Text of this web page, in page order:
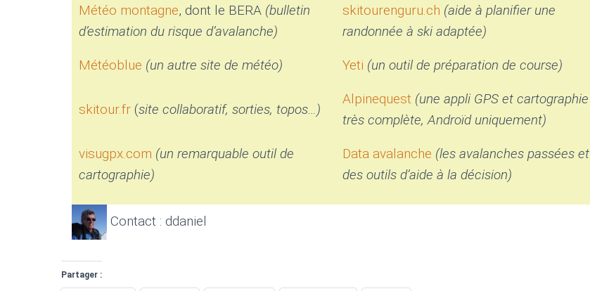
Météo montagne, dont le BERA (bulletin
d’estimation du risque d’avalanche)
skitourenguru.ch (aide à planifier une
randonnée à ski adaptée)
Météoblue (un autre site de météo) Yeti (un outil de préparation de course)
skitour.fr(site collaboratif, sorties, topos…)
Alpinequest (une appli GPS et cartographie
très complète, Androïd uniquement)
visugpx.com (un remarquable outil de
cartographie)
Data avalanche (les avalanches passées et
des outils d’aide à la décision)
Contact : ddaniel
Partager :